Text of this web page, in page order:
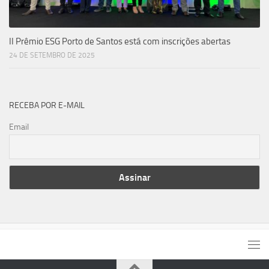
II Prêmio ESG Porto de Santos está com inscrições abertas
24 DE SETEMBRO DE 2025
RECEBA POR E-MAIL
Email